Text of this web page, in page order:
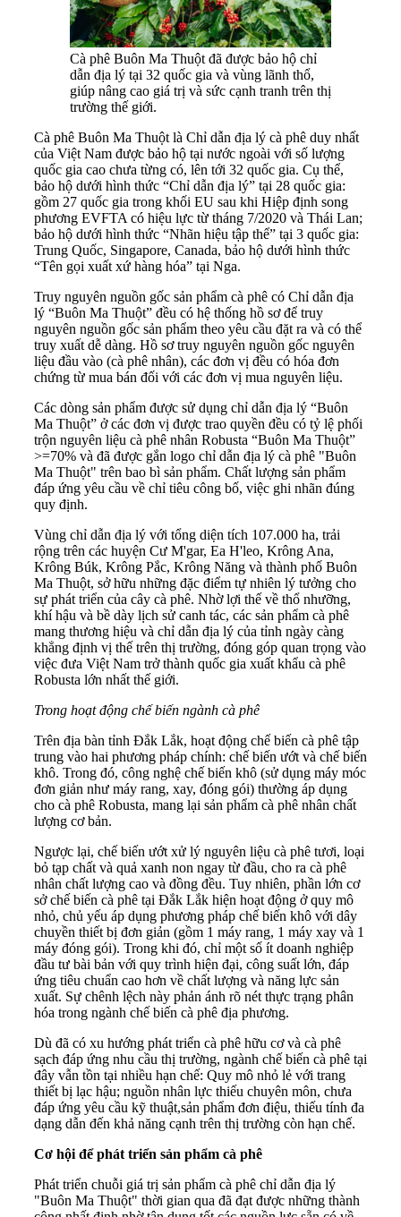
Cà phê Buôn Ma Thuột đã được bảo hộ chỉ
dẫn địa lý tại 32 quốc gia và vùng lãnh thổ,
giúp nâng cao giá trị và sức cạnh tranh trên thị
trường thế giới.
Cà phê Buôn Ma Thuột là Chỉ dẫn địa lý cà phê duy nhất
của Việt Nam được bảo hộ tại nước ngoài với số lượng
quốc gia cao chưa từng có, lên tới 32 quốc gia. Cụ thể,
bảo hộ dưới hình thức “Chỉ dẫn địa lý” tại 28 quốc gia:
gồm 27 quốc gia trong khối EU sau khi Hiệp định song
phương EVFTA có hiệu lực từ tháng 7/2020 và Thái Lan;
bảo hộ dưới hình thức “Nhãn hiệu tập thể” tại 3 quốc gia:
Trung Quốc, Singapore, Canada, bảo hộ dưới hình thức
“Tên gọi xuất xứ hàng hóa” tại Nga.
Truy nguyên nguồn gốc sản phẩm cà phê có Chỉ dẫn địa
lý “Buôn Ma Thuột” đều có hệ thống hồ sơ để truy
nguyên nguồn gốc sản phẩm theo yêu cầu đặt ra và có thể
truy xuất dễ dàng. Hồ sơ truy nguyên nguồn gốc nguyên
liệu đầu vào (cà phê nhân), các đơn vị đều có hóa đơn
chứng từ mua bán đối với các đơn vị mua nguyên liệu.
Các dòng sản phẩm được sử dụng chỉ dẫn địa lý “Buôn
Ma Thuột” ở các đơn vị được trao quyền đều có tỷ lệ phối
trộn nguyên liệu cà phê nhân Robusta “Buôn Ma Thuột”
>=70% và đã được gắn logo chỉ dẫn địa lý cà phê "Buôn
Ma Thuột" trên bao bì sản phẩm. Chất lượng sản phẩm
đáp ứng yêu cầu về chỉ tiêu công bố, việc ghi nhãn đúng
quy định.
Vùng chỉ dẫn địa lý với tổng diện tích 107.000 ha, trải
rộng trên các huyện Cư M'gar, Ea H'leo, Krông Ana,
Krông Búk, Krông Pắc, Krông Năng và thành phố Buôn
Ma Thuột, sở hữu những đặc điểm tự nhiên lý tưởng cho
sự phát triển của cây cà phê. Nhờ lợi thế về thổ nhưỡng,
khí hậu và bề dày lịch sử canh tác, các sản phẩm cà phê
mang thương hiệu và chỉ dẫn địa lý của tỉnh ngày càng
khẳng định vị thế trên thị trường, đóng góp quan trọng vào
việc đưa Việt Nam trở thành quốc gia xuất khẩu cà phê
Robusta lớn nhất thế giới.
Trong hoạt động chế biến ngành cà phê
Trên địa bàn tỉnh Đắk Lắk, hoạt động chế biến cà phê tập
trung vào hai phương pháp chính: chế biến ướt và chế biến
khô. Trong đó, công nghệ chế biến khô (sử dụng máy móc
đơn giản như máy rang, xay, đóng gói) thường áp dụng
cho cà phê Robusta, mang lại sản phẩm cà phê nhân chất
lượng cơ bản.
Ngược lại, chế biến ướt xử lý nguyên liệu cà phê tươi, loại
bỏ tạp chất và quả xanh non ngay từ đầu, cho ra cà phê
nhân chất lượng cao và đồng đều. Tuy nhiên, phần lớn cơ
sở chế biến cà phê tại Đắk Lắk hiện hoạt động ở quy mô
nhỏ, chủ yếu áp dụng phương pháp chế biến khô với dây
chuyền thiết bị đơn giản (gồm 1 máy rang, 1 máy xay và 1
máy đóng gói). Trong khi đó, chỉ một số ít doanh nghiệp
đầu tư bài bản với quy trình hiện đại, công suất lớn, đáp
ứng tiêu chuẩn cao hơn về chất lượng và năng lực sản
xuất. Sự chênh lệch này phản ánh rõ nét thực trạng phân
hóa trong ngành chế biến cà phê địa phương.
Dù đã có xu hướng phát triển cà phê hữu cơ và cà phê
sạch đáp ứng nhu cầu thị trường, ngành chế biến cà phê tại
đây vẫn tồn tại nhiều hạn chế: Quy mô nhỏ lẻ với trang
thiết bị lạc hậu; nguồn nhân lực thiếu chuyên môn, chưa
đáp ứng yêu cầu kỹ thuật,sản phẩm đơn điệu, thiếu tính đa
dạng dẫn đến khả năng cạnh trên thị trường còn hạn chế.
Cơ hội để phát triển sản phẩm cà phê
Phát triển chuỗi giá trị sản phẩm cà phê chỉ dẫn địa lý
"Buôn Ma Thuột" thời gian qua đã đạt được những thành